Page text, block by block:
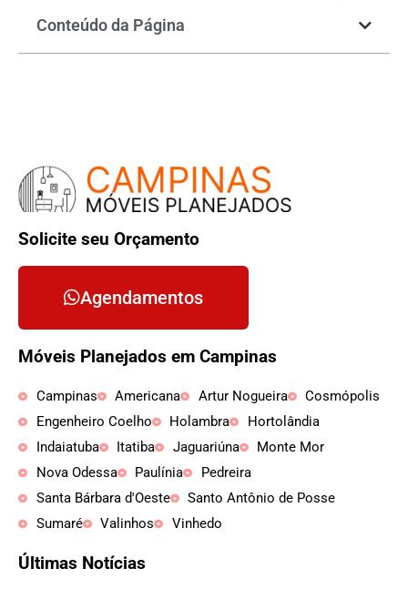
Conteúdo da Página
Solicite seu Orçamento
Agendamentos
Móveis Planejados em Campinas
Campinas Americana Artur Nogueira
Cosmópolis
Engenheiro Coelho
Holambra
Hortolândia
Indaiatuba
Itatiba Jaguariúna
Monte Mor
Nova Odessa
Paulínia
Pedreira
Santa Bárbara d'Oeste
Santo Antônio de Posse
Sumaré
Valinhos Vinhedo
Últimas Notícias